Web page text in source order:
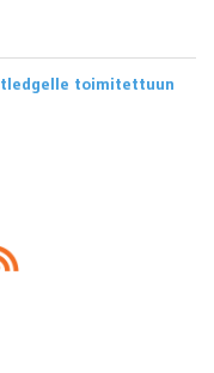
toimitettuun